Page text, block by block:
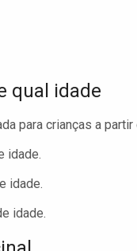
qual idade
para crianças a
idade.
idade.
idade.